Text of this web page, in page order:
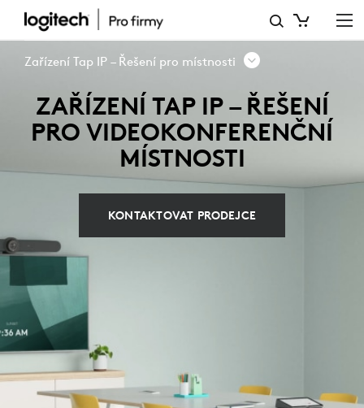
ZAŘÍZENÍ
TAP
ŘEŠENÍ
PRO
MÍSTNOSTI
Zařízení Tap IP – Řešení pro místnosti
ZAŘÍZENÍ TAP IP – ŘEŠENÍ
PRO VIDEOKONFERENČNÍ
MÍSTNOSTI
KONTAKTOVAT PRODEJCE